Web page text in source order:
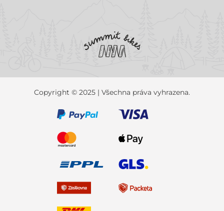
Copyright © 2025 | Všechna práva vyhrazena.